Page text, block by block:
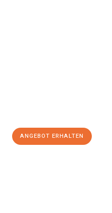
ANGEBOT ERHALTEN